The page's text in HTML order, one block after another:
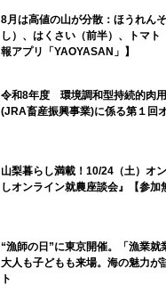
8月は高値の山が分散：ほうれん
し）、はくさい（前半）、トマト
報アプリ「YAOYASAN」】
令和8年度 環境調和型持続的肉
(JRA畜産振興事業)に係る第１回
山梨暮らし満載！10/24（土）オ
しオンライン就農座談会』【参加
“漁師の日”に東京開催。「漁業就
大人も子どもも来場。海の魅力が
ト